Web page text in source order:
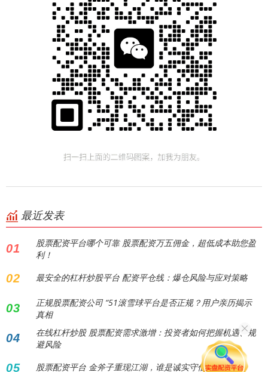
最近发表
01
股票配资平台哪个可靠 股票配资万五佣金，超低成本助您盈
利！
02 最安全的杠杆炒股平台 配资平仓线：爆仓风险与应对策略
03
正规股票配资公司 “51滚雪球平台是否正规？用户亲历揭示
真相
04
在线杠杆炒股 股票配资需求激增：投资者如何把握机遇、规
避风险
05 股票配资平台 金斧子重现江湖，谁是诚实守信的伐木人？